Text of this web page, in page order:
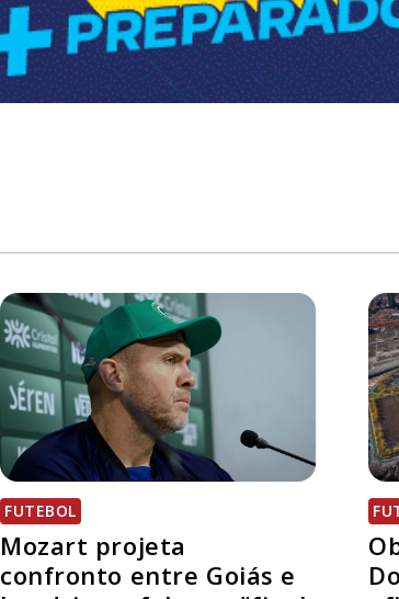
FUTEBOL
Mozart projeta
confronto entre Goiás e